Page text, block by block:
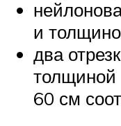
и
два
60 см